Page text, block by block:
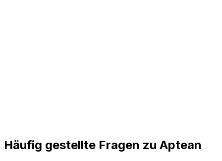
Häufig gestellte Fragen zu Aptean